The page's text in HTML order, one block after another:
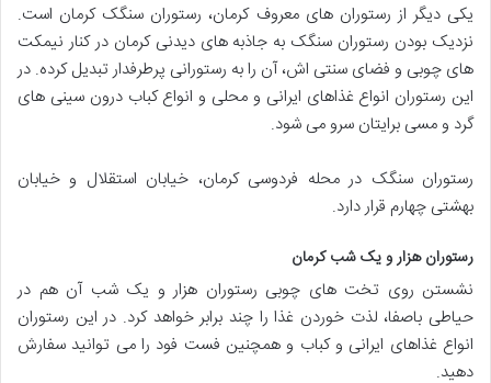
یکی دیگر از رستوران های معروف کرمان، رستوران سنگک کرمان است.
نزدیک بودن رستوران سنگک به جاذبه های دیدنی کرمان در کنار نیمکت
های چوبی و فضای سنتی اش، آن را به رستورانی پرطرفدار تبدیل کرده. در
این رستوران انواع غذاهای ایرانی و محلی و انواع کباب درون سینی های
گرد و مسی برایتان سرو می شود.
رستوران سنگک در محله فردوسی کرمان، خیابان استقلال و خیابان
بهشتی چهارم قرار دارد.
رستوران هزار و یک شب کرمان
نشستن روی تخت های چوبی رستوران هزار و یک شب آن هم در
حیاطی باصفا، لذت خوردن غذا را چند برابر خواهد کرد. در این رستوران
انواع غذاهای ایرانی و کباب و همچنین فست فود را می توانید سفارش
دهید.